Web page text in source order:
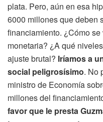
plata. Pero, aún en esa
6000 millones que deben
financiamiento. ¿Cómo
monetaria? ¿A qué
ajuste brutal? Iríamos a
social peligrosísimo. No
ministro de Economía
millones del
favor que le presta